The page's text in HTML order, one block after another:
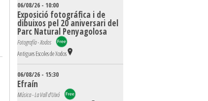
06/08/26 - 10:00
Exposició fotográfica i de
dibuixos pel 20 aniversari del
Parc Natural Penyagolosa
Fotografía - Xodos
Antigues Escoles de Xodos
06/08/26 - 15:30
Efraín
Música - La Vall d'Uixó